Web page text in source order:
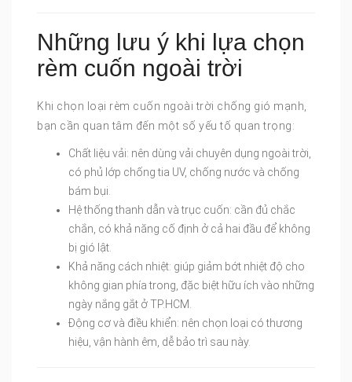
Những lưu ý khi lựa chọn
rèm cuốn ngoài trời
Khi chọn loại rèm cuốn ngoài trời chống gió mạnh,
bạn cần quan tâm đến một số yếu tố quan trọng:
Chất liệu vải: nên dùng vải chuyên dụng ngoài trời,
có phủ lớp chống tia UV, chống nước và chống
bám bụi.
Hệ thống thanh dẫn và trục cuốn: cần đủ chắc
chắn, có khả năng cố định ở cả hai đầu để không
bị gió lật.
Khả năng cách nhiệt: giúp giảm bớt nhiệt độ cho
không gian phía trong, đặc biệt hữu ích vào những
ngày nắng gắt ở TP.HCM.
Động cơ và điều khiển: nên chọn loại có thương
hiệu, vận hành êm, dễ bảo trì sau này.